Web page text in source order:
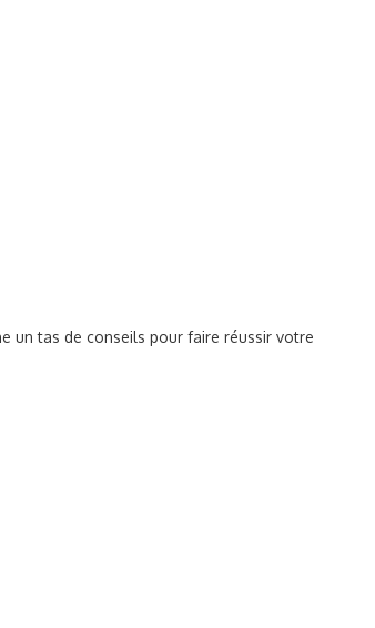
un tas de conseils pour faire réussir votre